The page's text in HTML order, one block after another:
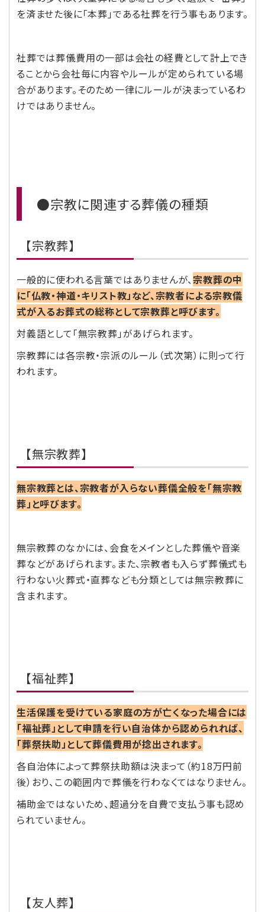
を済ませた後に「本葬」である社葬を行う事もあります。
社葬では葬儀費用の一部は会社の経費として計上でき
ることから会社毎に内容やルールが定められている場
合があります。そのため一律にルールが決まっているわ
けではありません。
●宗教に関連する葬儀の種類
【宗教葬】
一般的に使われる言葉ではありませんが、宗教葬の中
に「仏教・神道・キリスト教」など、宗教者による宗教儀
式が入るお葬式の総称として宗教葬と呼びます。
対義語として「無宗教葬」があげられます。
宗教葬には各宗教・宗派のルール（式次第）に則って行
われます。
【無宗教葬】
無宗教葬とは、宗教者が入らない葬儀全般を「無宗教
葬」と呼びます。
無宗教葬のなかには、会食をメインとした葬儀や音楽
葬などがあげられます。また、宗教者も入らず葬儀式も
行わない火葬式・直葬なども分類としては無宗教葬に
含まれます。
【福祉葬】
生活保護を受けている家庭の方が亡くなった場合には
「福祉葬」として申請を行い自治体から認められれば、
「葬祭扶助」として葬儀費用が捻出されます。
各自治体によって葬祭扶助額は決まって（約18万円前
後）おり、この範囲内で葬儀を行わなくてはなりません。
補助金ではないため、超過分を自費で支払う事も認め
られていません。
【友人葬】